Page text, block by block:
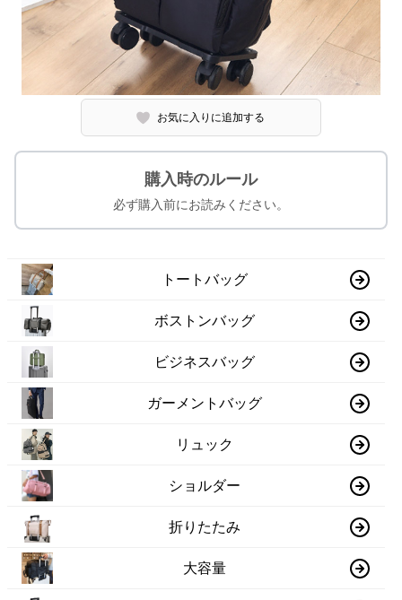
お気に入りに追加する
購入時のルール
必ず購入前にお読みください。
トートバッグ
ボストンバッグ
ビジネスバッグ
ガーメントバッグ
リュック
ショルダー
折りたたみ
大容量